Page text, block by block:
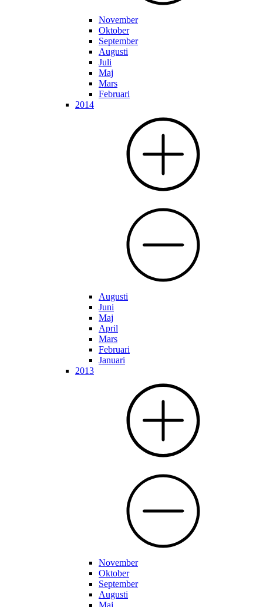
November
Oktober
September
Augusti
Juli
Maj
Mars
Februari
2014
Augusti
Juni
Maj
April
Mars
Februari
Januari
2013
November
Oktober
September
Augusti
Maj